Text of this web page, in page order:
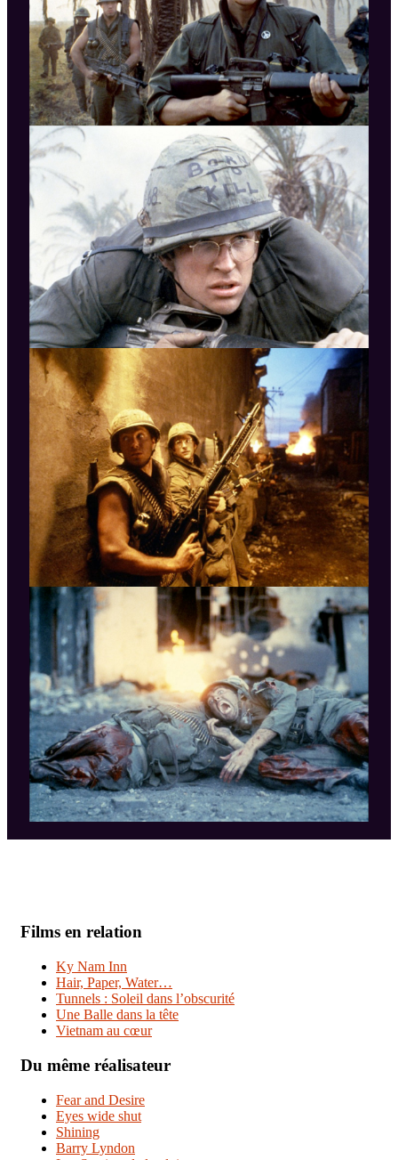
Films en relation
Ky Nam Inn
Hair, Paper, Water…
Tunnels : Soleil dans l’obscurité
Une Balle dans la tête
Vietnam au cœur
Du même réalisateur
Fear and Desire
Eyes wide shut
Shining
Barry Lyndon